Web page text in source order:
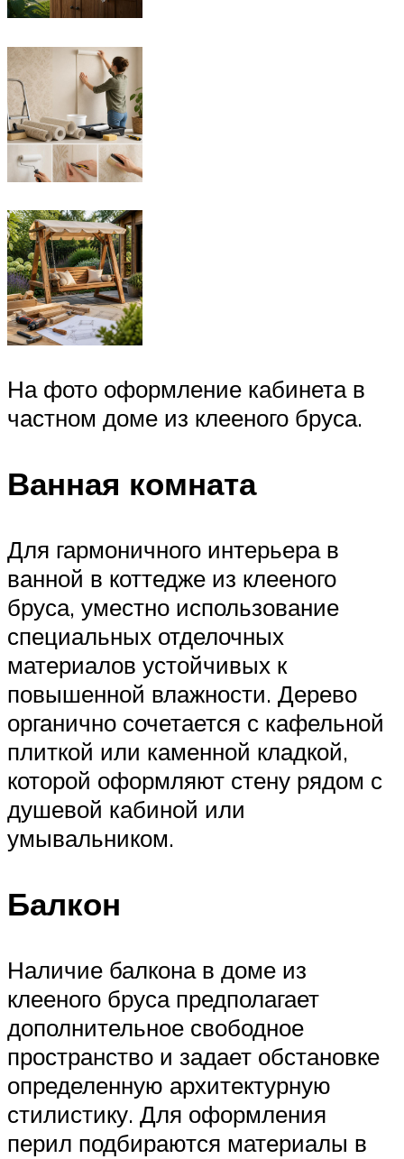
На фото оформление кабинета в
частном доме из клееного бруса.
Ванная комната
Для гармоничного интерьера в
ванной в коттедже из клееного
бруса, уместно использование
специальных отделочных
материалов устойчивых к
повышенной влажности. Дерево
органично сочетается с кафельной
плиткой или каменной кладкой,
которой оформляют стену рядом с
душевой кабиной или
умывальником.
Балкон
Наличие балкона в доме из
клееного бруса предполагает
дополнительное свободное
пространство и задает обстановке
определенную архитектурную
стилистику. Для оформления
перил подбираются материалы в